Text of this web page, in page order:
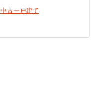
中古一戸建て